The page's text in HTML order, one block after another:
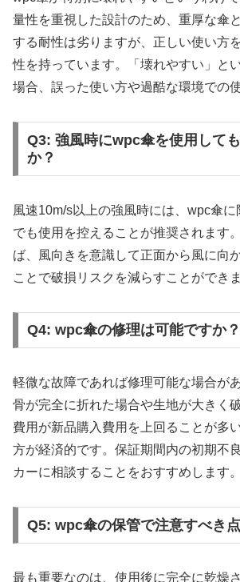
量性を重視した設計のため、重厚な傘
する耐性は劣りますが、正しい使い方
性を持っています。「壊れやすい」と
場合、誤った使い方や過酷な環境での
Q3: 強風時にwpc傘を使用して
か？
風速10m/s以上の強風時には、wpc傘
でも使用を控えることが推奨されます
ば、風向きを意識して正面から風に向
ことで破損リスクを減らすことができま
Q4: wpc傘の修理は可能ですか？
軽微な故障であれば修理可能な場合が
骨が完全に折れた場合や生地が大きく
費用が新品購入費用を上回ることが多
方が経済的です。保証期間内の初期不
カーに相談することをおすすめします。
Q5: wpc傘の保管で注意すべき
最も重要なのは、使用後に完全に乾燥